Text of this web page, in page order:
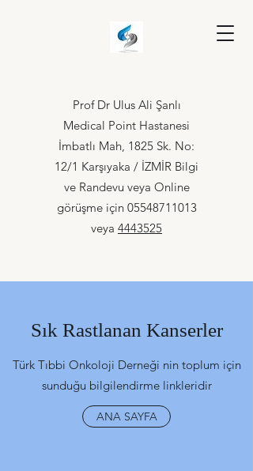
Prof Dr Ulus Ali Şanlı
Medical Point Hastanesi
İmbatlı Mah, 1825 Sk. No:
12/1 Karşıyaka / İZMİR Bilgi
ve Randevu veya Online
görüşme için 05548711013
veya 4443525
Sık Rastlanan Kanserler
Türk Tıbbi Onkoloji Derneği nin toplum için
sunduğu bilgilendirme linkleridir
ANA SAYFA